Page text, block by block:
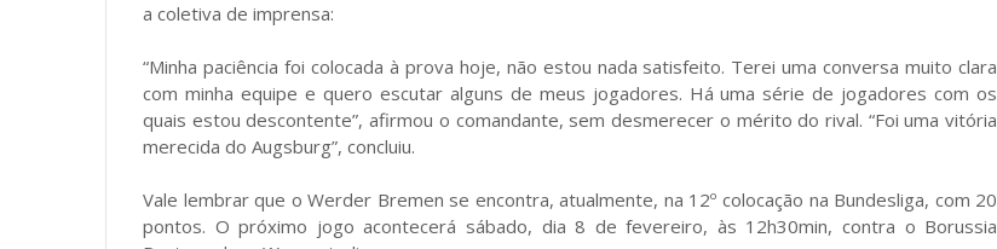
a coletiva de imprensa:
“Minha paciência foi colocada à prova hoje, não estou nada satisfeito. Terei uma conversa muito clara
com minha equipe e quero escutar alguns de meus jogadores. Há uma série de jogadores com os
quais estou descontente”, afirmou o comandante, sem desmerecer o mérito do rival. “Foi uma vitória
merecida do Augsburg”, concluiu.
Vale lembrar que o Werder Bremen se encontra, atualmente, na 12º colocação na Bundesliga, com 20
pontos. O próximo jogo acontecerá sábado, dia 8 de fevereiro, às 12h30min, contra o Borussia